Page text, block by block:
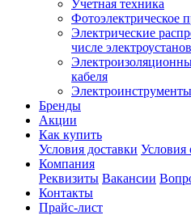
Учетная техника
Фотоэлектрическое
Электрические
числе
кабеля
Бренды
Акции
Как купить
Условия доставки Условия
Компания
Реквизиты Вакансии
Контакты
Прайс-лист